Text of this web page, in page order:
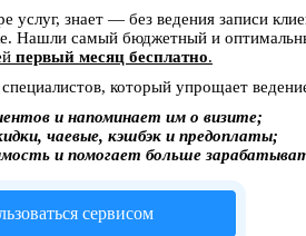
услуг, знает — без ведения записи
Нашли самый бюджетный и
первый месяц бесплатно.
который упрощает
и напоминает им о визите;
чаевые, кэшбэк и предоплаты;
и помогает больше
сервисом